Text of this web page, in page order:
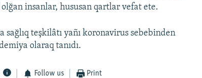
insanlar, hususan qartlar vefat ete.
sağlıq teşkilâtı yañı koronavirus sebebinden
olaraq tanıdı.
Follow us Print